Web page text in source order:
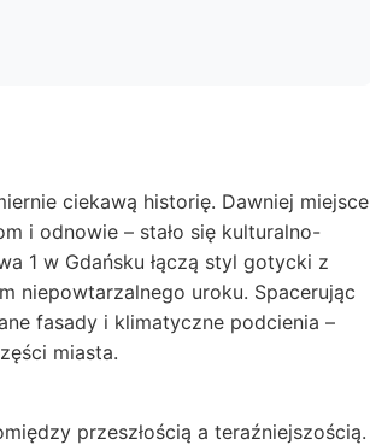
ciekawą historię. Dawniej miejsce
i odnowie – stało się kulturalno-
1 w Gdańsku łączą styl gotycki z
niepowtarzalnego uroku. Spacerując
fasady i klimatyczne podcienia –
miasta.
przeszłością a teraźniejszością.